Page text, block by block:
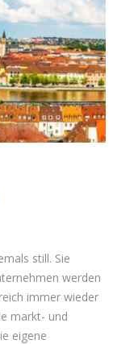
still. Sie
werden
immer wieder
markt- und
eigene